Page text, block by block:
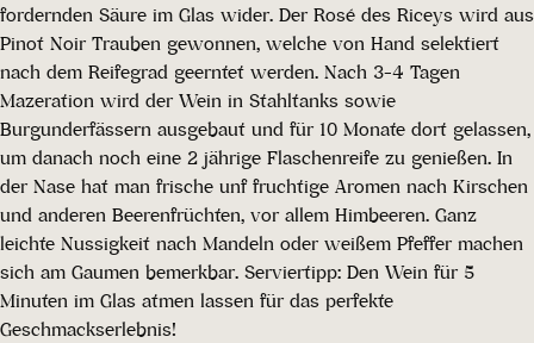
fordernden Säure im Glas wider. Der Rosé des Riceys wird aus
Pinot Noir Trauben gewonnen, welche von Hand selektiert
nach dem Reifegrad geerntet werden. Nach 3-4 Tagen
Mazeration wird der Wein in Stahltanks sowie
Burgunderfässern ausgebaut und für 10 Monate dort gelassen,
um danach noch eine 2 jährige Flaschenreife zu genießen. In
der Nase hat man frische unf fruchtige Aromen nach Kirschen
und anderen Beerenfrüchten, vor allem Himbeeren. Ganz
leichte Nussigkeit nach Mandeln oder weißem Pfeffer machen
sich am Gaumen bemerkbar. Serviertipp: Den Wein für 5
Minuten im Glas atmen lassen für das perfekte
Geschmackserlebnis!